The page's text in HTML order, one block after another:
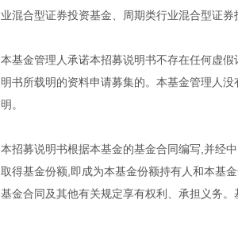
业混合型证券投资基金、周期类行业混合型证
本基金管理人承诺本招募说明书不存在任何虚
明书所载明的资料申请募集的。本基金管理人
明。
本招募说明书根据本基金的基金合同编写,并经
取得基金份额,即成为本基金份额持有人和本基
基金合同及其他有关规定享有权利、承担义务